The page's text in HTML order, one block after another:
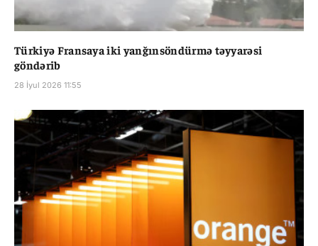
Türkiyə Fransaya iki yanğınsöndürmə təyyarəsi
göndərib
28 İyul 2026 11:55